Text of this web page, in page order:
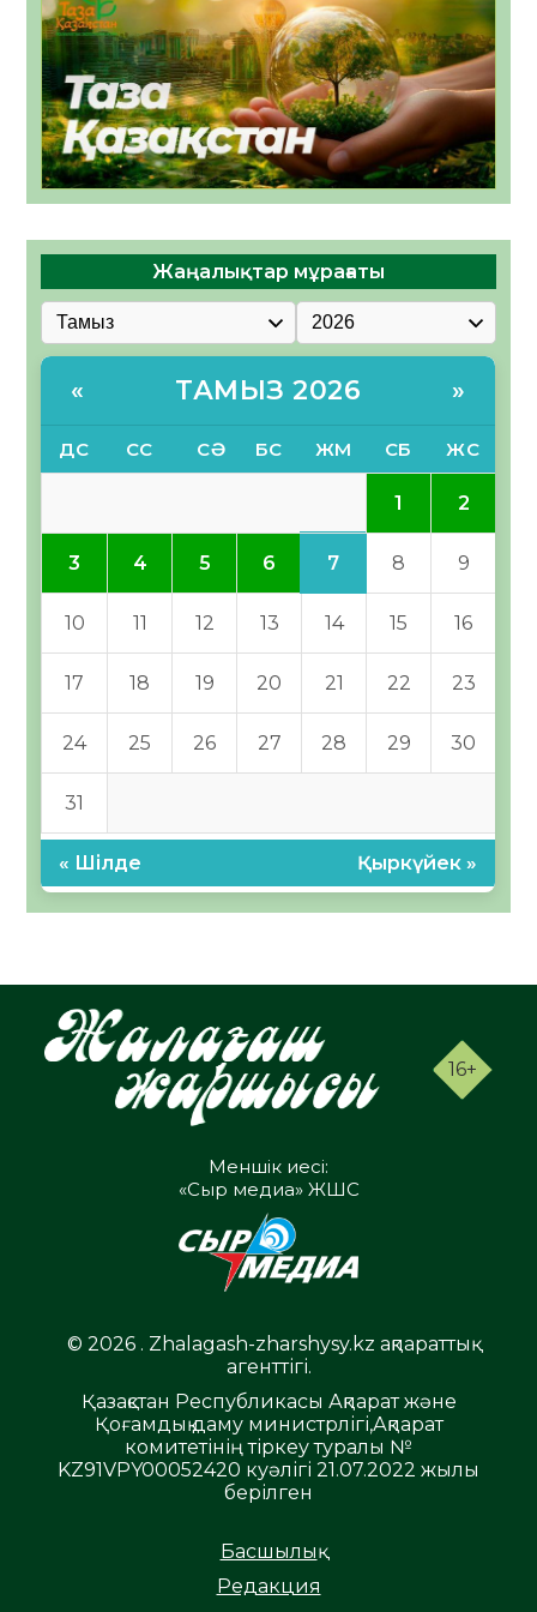
Жаңалықтар мұрағаты
« ТАМЫЗ 2026 »
ДС СС СӘ БС ЖМ СБ ЖС
1 2
3 4 5 6 7 8 9
10 11 12 13 14 15 16
17 18 19 20 21 22 23
24 25 26 27 28 29 30
31
« Шілде Қыркүйек »
16+
Меншік иесі:
«Сыр медиа» ЖШС
© 2026 . Zhalagash-zharshysy.kz ақпараттық
агенттігі.
Қазақстан Республикасы Ақпарат және
Қоғамдық даму министрлігі,Ақпарат
комитетінің тіркеу туралы №
KZ91VPY00052420 куәлігі 21.07.2022 жылы
берілген
Басшылық
Редакция